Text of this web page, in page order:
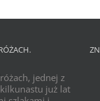
jednej z
już lat